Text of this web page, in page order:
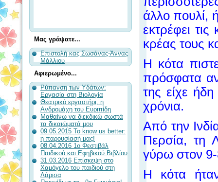
Μας γράψατε...
Επιστολή κας Σωσάνας-Άννας
Μάλλιου
Αφιερωμένο...
Ρύπανση των Υδάτων:
Εργασία στη Βιολογία
Θεατρικό εργαστήρι, η
Ανδρομάχη του Ευριπίδη
Μαθαίνω να διεκδικώ σωστά
τα δικαιώματά μου
09.05.2015 To know us better:
η παρουσίασή μας!
08.04.2016 1ο Φεστιβάλ
Παιδικού και Εφηβικού Βιβλίου
31.03.2016 Επίσκεψη στο
Χαμόγελο του παιδιού στη
Λάρισα
άλλο πουλί,
εκτρέφει
κρέας τους
Η κότα
πρόσφατα
της είχε
χρόνια.
Από την
Περσία, τη
γύρω στον
Η κότα